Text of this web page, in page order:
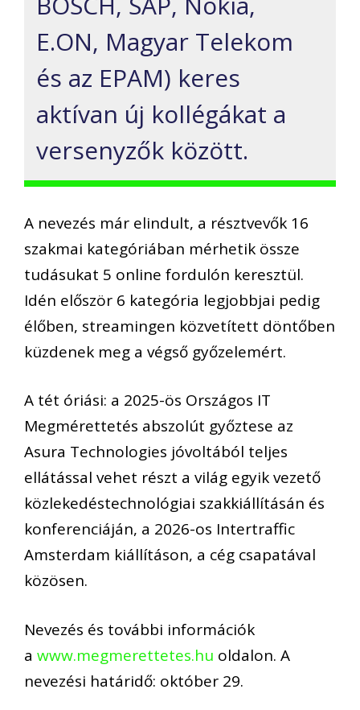
E.ON, Magyar Telekom
és az EPAM) keres
aktívan új kollégákat a
versenyzők között.
A nevezés már elindult, a résztvevők 16
szakmai kategóriában mérhetik össze
tudásukat 5 online fordulón keresztül.
Idén először 6 kategória legjobbjai pedig
élőben, streamingen közvetített döntőben
küzdenek meg a végső győzelemért.
A tét óriási: a 2025-ös Országos IT
Megmérettetés abszolút győztese az
Asura Technologies jóvoltából teljes
ellátással vehet részt a világ egyik vezető
közlekedéstechnológiai szakkiállításán és
konferenciáján, a 2026-os Intertraffic
Amsterdam kiállításon, a cég csapatával
közösen.
Nevezés és további információk
a www.megmerettetes.hu oldalon. A
nevezési határidő: október 29.